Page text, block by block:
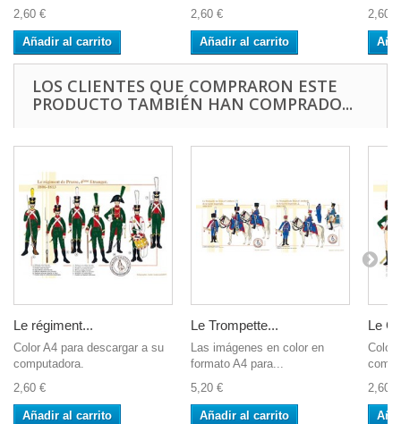
2,60 €
Añadir al carrito
2,60 €
Añadir al carrito
2,60 €
LOS CLIENTES QUE COMPRARON ESTE
PRODUCTO TAMBIÉN HAN COMPRADO...
Le régiment...
Color A4 para descargar a su
computadora.
2,60 €
Añadir al carrito
Le Trompette...
Las imágenes en color en
formato A4 para...
5,20 €
Añadir al carrito
Le
Color
2,60 €